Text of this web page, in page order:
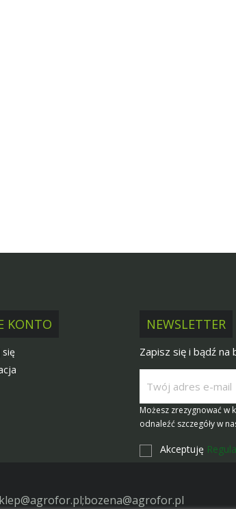
KONTO NEWSLETTER
Zapisz się i bądź na
Możesz zrezygnować w
odnaleźć szczegóły w
Akceptuję
;bozena@agrofor.pl